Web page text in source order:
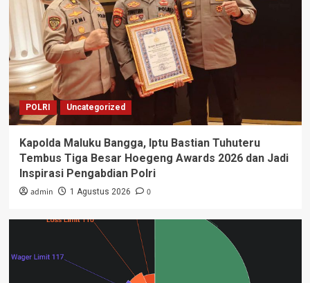
POLRI Uncategorized
Kapolda Maluku Bangga, Iptu Bastian Tuhuteru
Tembus Tiga Besar Hoegeng Awards 2026 dan Jadi
Inspirasi Pengabdian Polri
admin 1 Agustus 2026 0